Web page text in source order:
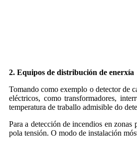
2. Equipos de distribución de enerxía
Tomando como exemplo o detector de
eléctricos, como transformadores,
temperatura de traballo admisible do
Para a detección de incendios en
pola tensión. O modo de instalación